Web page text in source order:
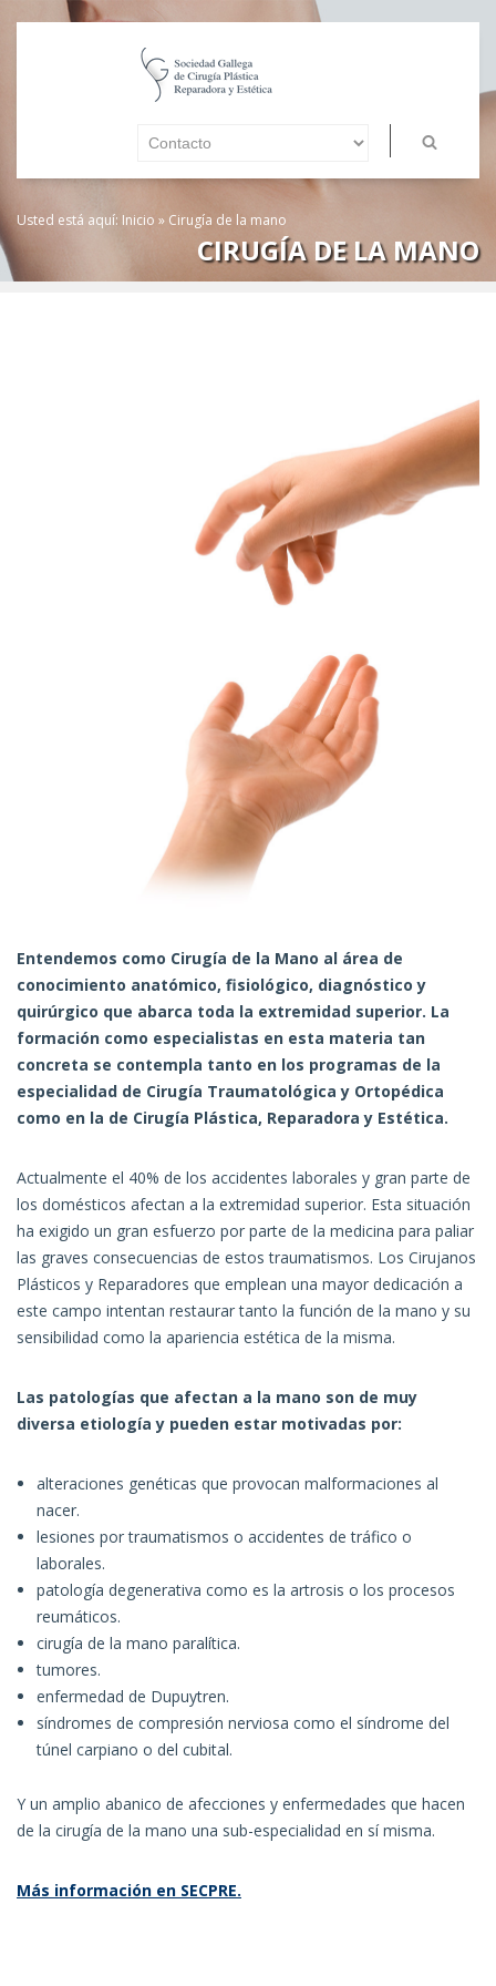
Usted está aquí: Inicio » Cirugía de la mano
CIRUGÍA DE LA MANO
Entendemos como Cirugía de la Mano al área de
conocimiento anatómico, fisiológico, diagnóstico y
quirúrgico que abarca toda la extremidad superior. La
formación como especialistas en esta materia tan
concreta se contempla tanto en los programas de la
especialidad de Cirugía Traumatológica y Ortopédica
como en la de Cirugía Plástica, Reparadora y Estética.
Actualmente el 40% de los accidentes laborales y gran parte de
los domésticos afectan a la extremidad superior. Esta situación
ha exigido un gran esfuerzo por parte de la medicina para paliar
las graves consecuencias de estos traumatismos. Los Cirujanos
Plásticos y Reparadores que emplean una mayor dedicación a
este campo intentan restaurar tanto la función de la mano y su
sensibilidad como la apariencia estética de la misma.
Las patologías que afectan a la mano son de muy
diversa etiología y pueden estar motivadas por:
alteraciones genéticas que provocan malformaciones al
nacer.
lesiones por traumatismos o accidentes de tráfico o
laborales.
patología degenerativa como es la artrosis o los procesos
reumáticos.
cirugía de la mano paralítica.
tumores.
enfermedad de Dupuytren.
síndromes de compresión nerviosa como el síndrome del
túnel carpiano o del cubital.
Y un amplio abanico de afecciones y enfermedades que hacen
de la cirugía de la mano una sub-especialidad en sí misma.
Más información en SECPRE.